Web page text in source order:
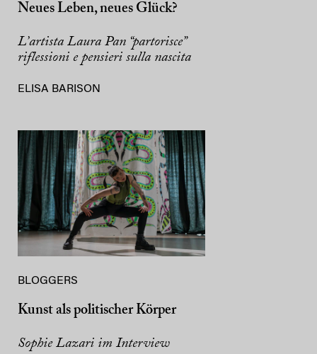
Neues Leben, neues Glück?
L’artista Laura Pan “partorisce”
riflessioni e pensieri sulla nascita
ELISA BARISON
BLOGGERS
Kunst als politischer Körper
Sophie Lazari im Interview